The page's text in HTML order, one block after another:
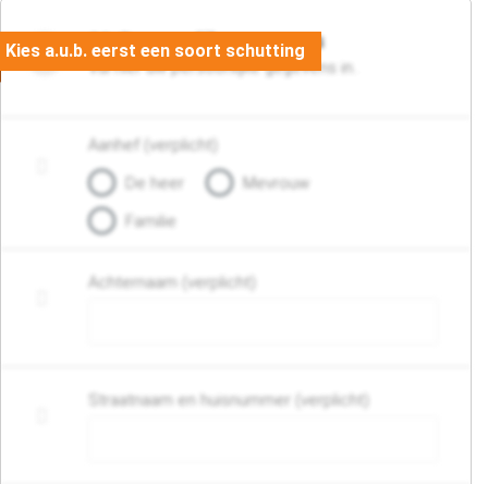
06. Persoonlijke gegevens
Vul hier uw persoonlijke gegevens in..
Aanhef (verplicht)
De heer
Mevrouw
Familie
Achternaam (verplicht)
Straatnaam en huisnummer (verplicht)